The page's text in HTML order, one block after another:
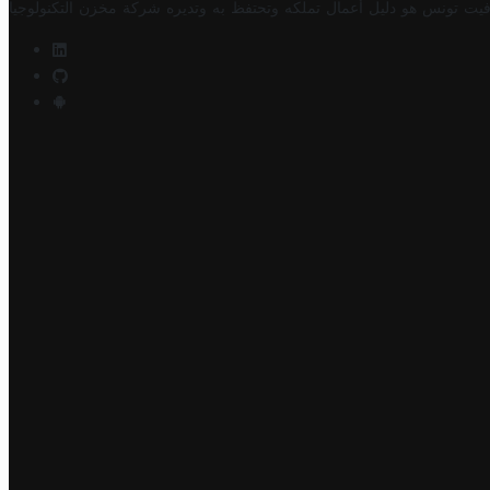
تونس هو دليل أعمال تملكه وتحتفظ به وتديره شركة مخزن التكنولوجيا